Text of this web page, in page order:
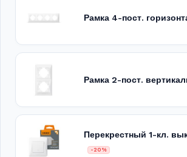
Рамка 4-пост.
Рамка 2-пост.
Перекрестный 1-кл.
-20%